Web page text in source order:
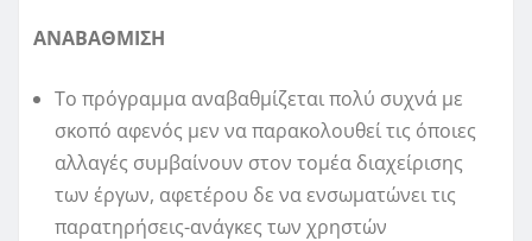
ΑΝΑΒΑΘΜΙΣΗ
Το πρόγραμμα αναβαθμίζεται πολύ συχνά με
σκοπό αφενός μεν να παρακολουθεί τις όποιες
αλλαγές συμβαίνουν στον τομέα διαχείρισης
των έργων, αφετέρου δε να ενσωματώνει τις
παρατηρήσεις-ανάγκες των χρηστών